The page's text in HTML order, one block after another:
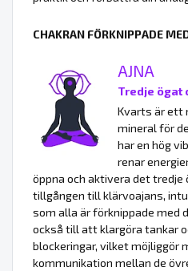
CHAKRAN FÖRKNIPPADE
AJNA
Tredje ögat
Kvarts är ett
mineral för
har en hög
renar
öppna och aktivera det
tillgången till klärvoajans,
som alla är förknippade med
också till att klargöra tankar
blockeringar, vilket möjliggör
kommunikation mellan de